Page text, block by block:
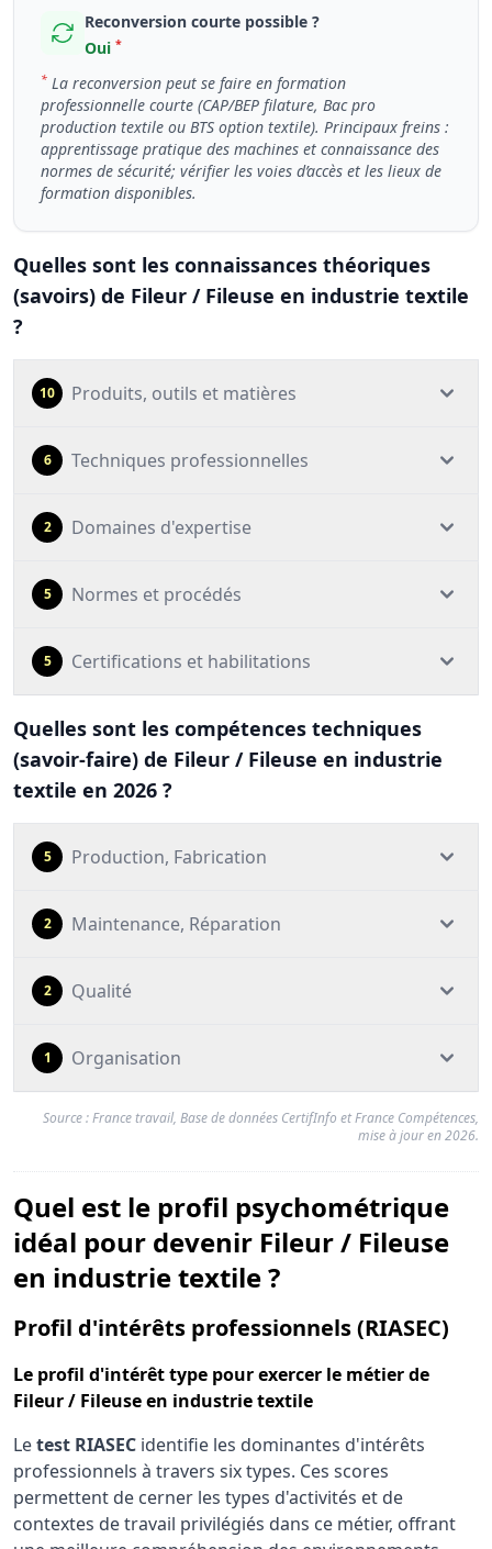
Reconversion courte possible ?
Oui *
* La reconversion peut se faire en formation
professionnelle courte (CAP/BEP filature, Bac pro
production textile ou BTS option textile). Principaux freins :
apprentissage pratique des machines et connaissance des
normes de sécurité; vérifier les voies d’accès et les lieux de
formation disponibles.
Quelles sont les connaissances théoriques
(savoirs) de Fileur / Fileuse en industrie textile
?
10 Produits, outils et matières
6 Techniques professionnelles
2 Domaines d'expertise
5 Normes et procédés
5 Certifications et habilitations
Quelles sont les compétences techniques
(savoir-faire) de Fileur / Fileuse en industrie
textile en 2026 ?
5 Production, Fabrication
2 Maintenance, Réparation
2 Qualité
1 Organisation
Source : France travail, Base de données CertifInfo et France Compétences,
mise à jour en 2026.
Quel est le profil psychométrique
idéal pour devenir Fileur / Fileuse
en industrie textile ?
Profil d'intérêts professionnels (RIASEC)
Le profil d'intérêt type pour exercer le métier de
Fileur / Fileuse en industrie textile
Letest RIASEC identifie les dominantes d'intérêts
professionnels à travers six types. Ces scores
permettent de cerner les types d'activités et de
contextes de travail privilégiés dans ce métier, offrant